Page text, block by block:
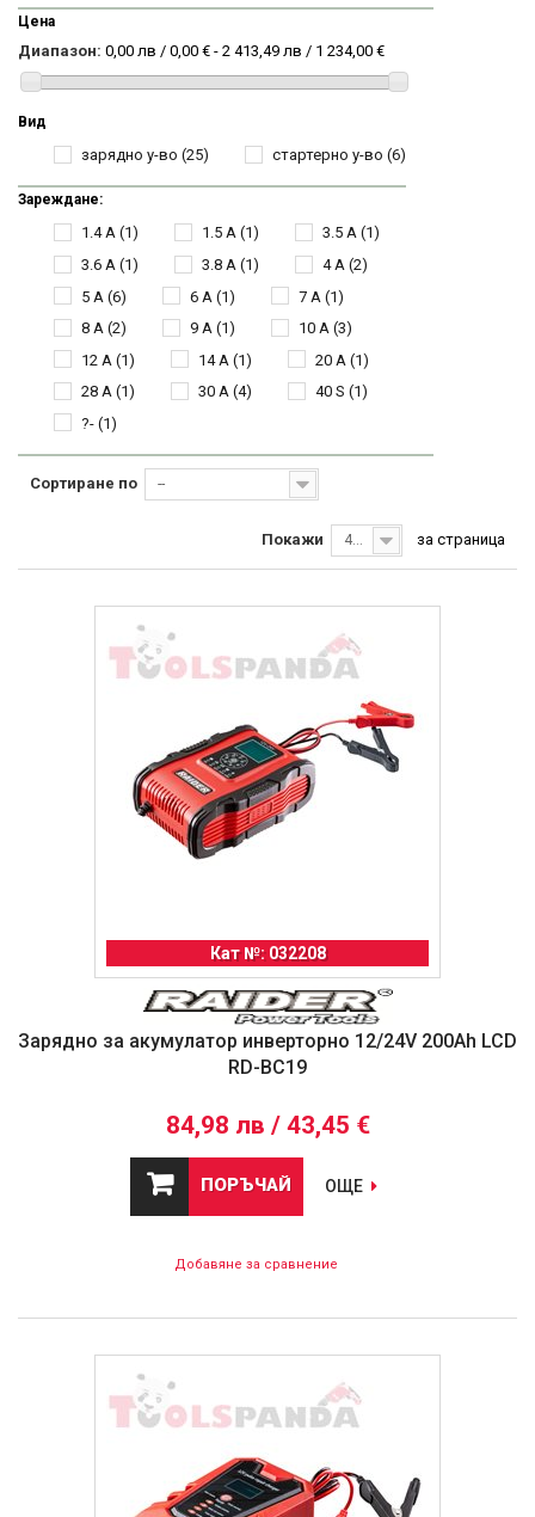
Цена
Диапазон: 0,00 лв / 0,00 € - 2 413,49 лв / 1 234,00 €
Вид
зарядно у-во (25) стартерно у-во (6)
Зареждане:
1.4 A (1) 1.5 A (1) 3.5 A (1)
3.6 A (1) 3.8 A (1) 4 A (2)
5 A (6) 6 A (1) 7 A (1)
8 A (2) 9 A (1) 10 A (3)
12 A (1) 14 A (1) 20 A (1)
28 A (1) 30 A (4) 40 S (1)
?- (1)
Сортиране по --
Покажи 40 за страница
Кат №: 032208
Зарядно за акумулатор инверторно 12/24V 200Ah LCD
RD-BC19
84,98 лв / 43,45 €
ПОРЪЧАЙ ОЩЕ
Добавяне за сравнение